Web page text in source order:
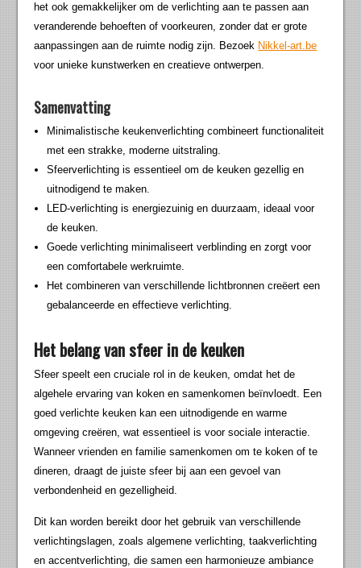
het ook gemakkelijker om de verlichting aan te passen aan
veranderende behoeften of voorkeuren, zonder dat er grote
aanpassingen aan de ruimte nodig zijn. Bezoek Nikkel-art.be
voor unieke kunstwerken en creatieve ontwerpen.
Samenvatting
Minimalistische keukenverlichting combineert functionaliteit
met een strakke, moderne uitstraling.
Sfeerverlichting is essentieel om de keuken gezellig en
uitnodigend te maken.
LED-verlichting is energiezuinig en duurzaam, ideaal voor
de keuken.
Goede verlichting minimaliseert verblinding en zorgt voor
een comfortabele werkruimte.
Het combineren van verschillende lichtbronnen creëert een
gebalanceerde en effectieve verlichting.
Het belang van sfeer in de keuken
Sfeer speelt een cruciale rol in de keuken, omdat het de
algehele ervaring van koken en samenkomen beïnvloedt. Een
goed verlichte keuken kan een uitnodigende en warme
omgeving creëren, wat essentieel is voor sociale interactie.
Wanneer vrienden en familie samenkomen om te koken of te
dineren, draagt de juiste sfeer bij aan een gevoel van
verbondenheid en gezelligheid.
Dit kan worden bereikt door het gebruik van verschillende
verlichtingslagen, zoals algemene verlichting, taakverlichting
en accentverlichting, die samen een harmonieuze ambiance